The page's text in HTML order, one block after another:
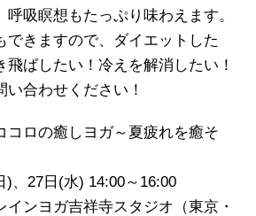
呼吸瞑想もたっぷり味わえます。
できますので、ダイエットした
飛ばしたい！冷えを解消したい！
合わせください！
の癒しヨガ～夏疲れを癒そ
)、27日(水) 14:00～16:00
ンヨガ吉祥寺スタジオ（東京・